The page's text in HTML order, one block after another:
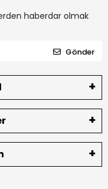
haberdar olmak
Gönder